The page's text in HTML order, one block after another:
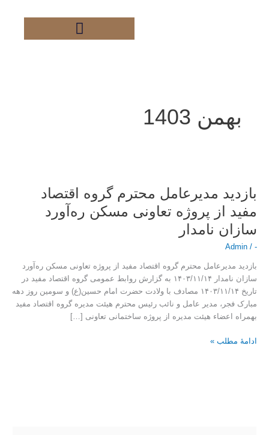
بهمن 1403
بازدید مدیرعامل محترم گروه اقتصاد
مفید از پروژه تعاونی مسکن ره‌آورد
سازان نامدار
-
/
Admin
بازدید مدیرعامل محترم گروه اقتصاد مفید از پروژه تعاونی مسکن ره‌آورد
سازان نامدار ۱۴۰۳/۱۱/۱۴ به گزارش روابط عمومی گروه اقتصاد مفید در
تاریخ ۱۴۰۳/۱۱/۱۴ مصادف با ولادت حضرت امام حسین(ع) و سومین روز دهه
مبارک فجر، مدیر عامل و نائب رئیس محترم هیئت مدیره گروه اقتصاد مفید
بهمراه اعضاء هیئت مدیره از پروژه ساختمانی تعاونی […]
محترم
گروه
اقتصاد
مفید
از
تعاونی
مسکن
ره‌آورد
سازان
نامدار
ادامۀ مطلب »